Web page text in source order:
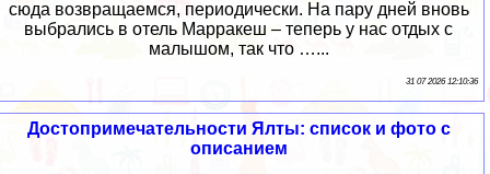
сюда возвращаемся, периодически. На пару дней вновь
выбрались в отель Марракеш – теперь у нас отдых с
малышом, так что …...
31 07 2026 12:10:36
Достопримечательности Ялты: список и фото с
описанием